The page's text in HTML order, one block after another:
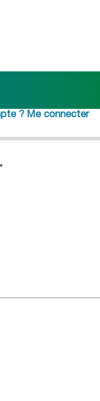
de
à
? Me connecter